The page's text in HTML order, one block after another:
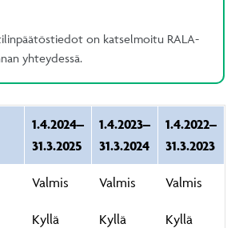
on katselmoitu RALA-
yhteydessä.
1.4.2024–
31.3.2025
1.4.2023–
31.3.2024
1.4.2022–
31.3.2023
Valmis Valmis Valmis
Kyllä Kyllä Kyllä